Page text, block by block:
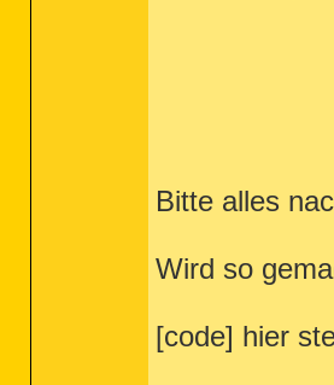
Bitte alles
Wird so
[code] hier